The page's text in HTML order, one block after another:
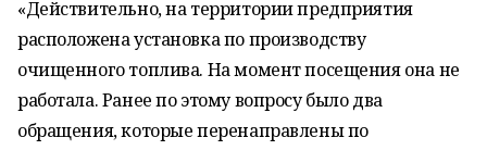
«Действительно, на территории предприятия
расположена установка по производству
очищенного топлива. На момент посещения она не
работала. Ранее по этому вопросу было два
обращения, которые перенаправлены по